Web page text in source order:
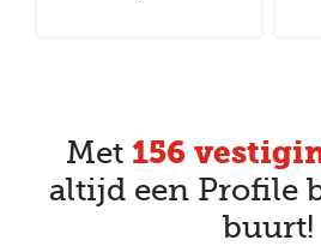
Met 156
altijd een Profile
buurt!